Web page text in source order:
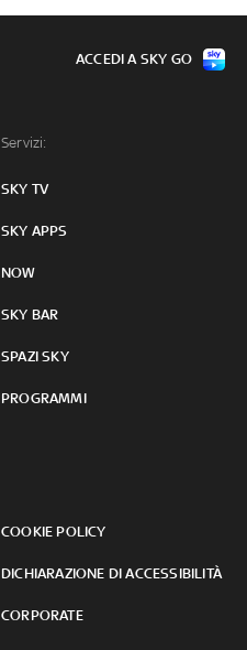
Servizi:
SKY TV
SKY APPS
NOW
SKY BAR
SPAZI SKY
PROGRAMMI
COOKIE POLICY
DICHIARAZIONE DI ACCESSIBILITÀ
CORPORATE
ACCEDI A SKY GO